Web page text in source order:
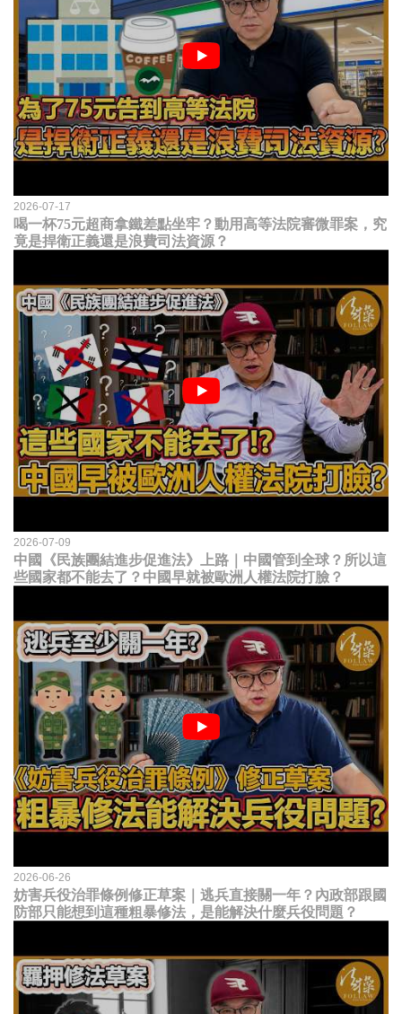
2026-07-17
喝一杯75元超商拿鐵差點坐牢？動用高等法院審微罪案，究
竟是捍衛正義還是浪費司法資源？
2026-07-09
中國《民族團結進步促進法》上路｜中國管到全球？所以這
些國家都不能去了？中國早就被歐洲人權法院打臉？
2026-06-26
妨害兵役治罪條例修正草案｜逃兵直接關一年？內政部跟國
防部只能想到這種粗暴修法，是能解決什麼兵役問題？